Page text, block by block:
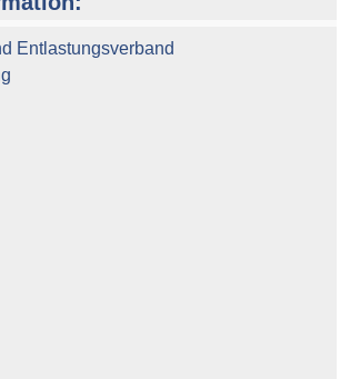
Entlastungsverband